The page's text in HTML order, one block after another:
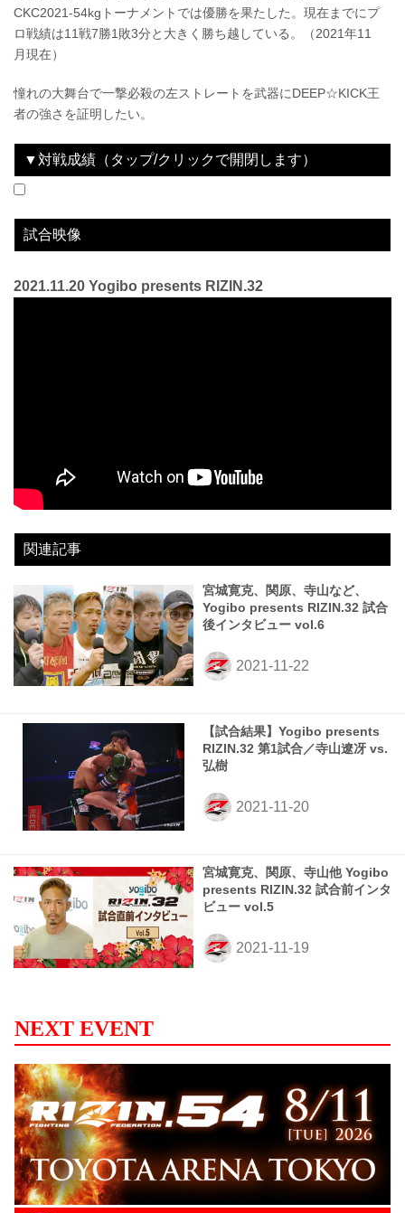
CKC2021-54kgトーナメントでは優勝を果たした。現在までにプ
ロ戦績は11戦7勝1敗3分と大きく勝ち越している。（2021年11
月現在）
憧れの大舞台で一撃必殺の左ストレートを武器にDEEP☆KICK王
者の強さを証明したい。
▼対戦成績（タップ/クリックで開閉します）
試合映像
2021.11.20 Yogibo presents RIZIN.32
関連記事
宮城寛克、関原、寺山など、
Yogibo presents RIZIN.32 試合
後インタビュー vol.6
【試合結果】Yogibo presents
RIZIN.32 第1試合／寺山遼冴 vs.
弘樹
宮城寛克、関原、寺山他 Yogibo
presents RIZIN.32 試合前インタ
ビュー vol.5
NEXT EVENT